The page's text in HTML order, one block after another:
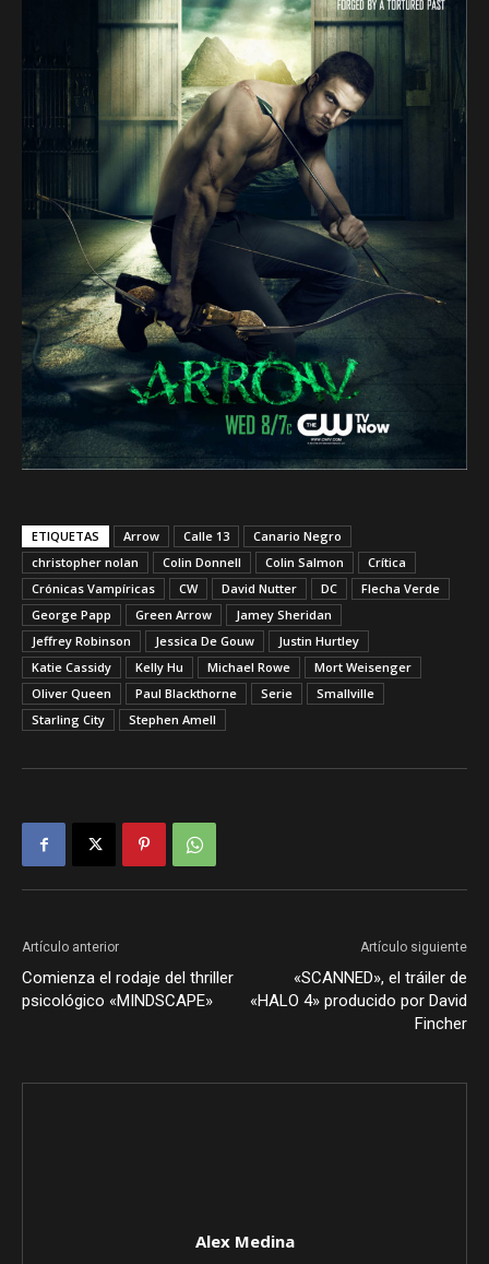
ETIQUETAS Arrow Calle 13
Canario Negro
christopher nolan
Colin Donnell Colin Salmon
Crítica
Crónicas Vampíricas
CW David Nutter DC
Flecha Verde
George Papp
Green Arrow
Jamey Sheridan
Jeffrey Robinson
Jessica De Gouw
Justin Hurtley
Katie Cassidy
Kelly Hu Michael Rowe
Mort Weisenger
Oliver Queen
Paul Blackthorne Serie
Smallville
Starling City
Stephen Amell
Artículo anterior
Comienza el rodaje del thriller
psicológico «MINDSCAPE»
Artículo siguiente
«SCANNED», el tráiler de
«HALO 4» producido por David
Fincher
Alex Medina